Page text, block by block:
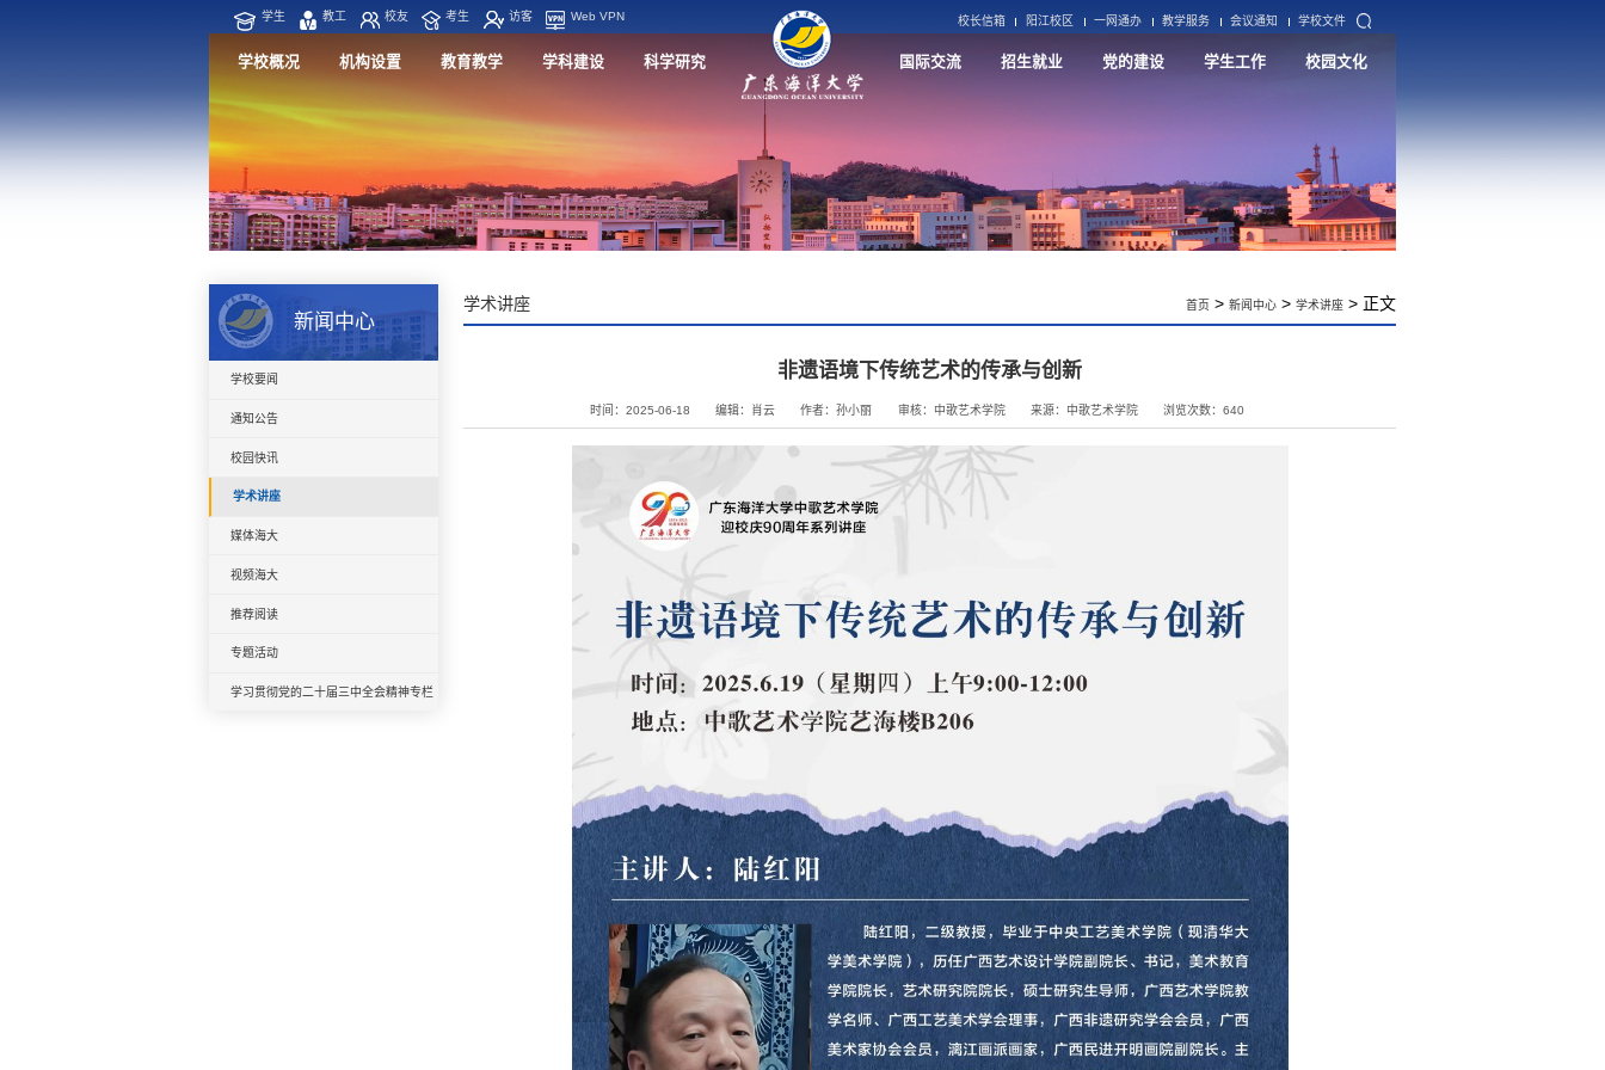
学生 教工 校友 考生 访客 Web VPN 校长信箱 阳江校区 一网通办 教学服务 会议通知 学校文件
学校概况 机构设置 教育教学 学科建设 科学研究 国际交流 招生就业 党的建设 学生工作 校园文化
新闻中心
学校要闻
通知公告
校园快讯
学术讲座
媒体海大
视频海大
推荐阅读
专题活动
学习贯彻党的二十届三中全会精神专栏
学术讲座 首页 > 新闻中心 > 学术讲座 > 正文
非遗语境下传统艺术的传承与创新
时间：2025-06-18 编辑：肖云 作者：孙小丽 审核：中歌艺术学院 来源：中歌艺术学院 浏览次数：640